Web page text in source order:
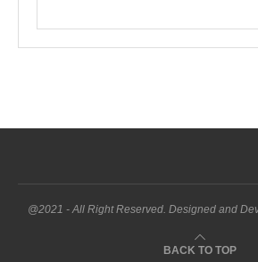
@2021 - All Right Reserved. Designed and
BACK TO TOP